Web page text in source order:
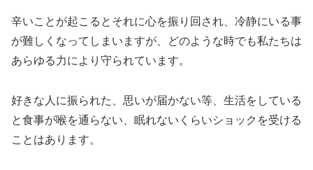
辛いことが起こるとそれに心を振り回され、冷静にいる事
が難しくなってしまいますが、どのような時でも私たちは
あらゆる力により守られています。
好きな人に振られた、思いが届かない等、生活をしている
と食事が喉を通らない、眠れないくらいショックを受ける
ことはあります。